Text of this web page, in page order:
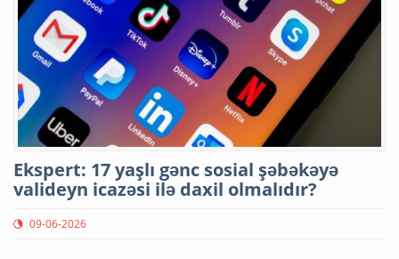
Ekspert: 17 yaşlı gənc sosial şəbəkəyə
valideyn icazəsi ilə daxil olmalıdır?
09-06-2026